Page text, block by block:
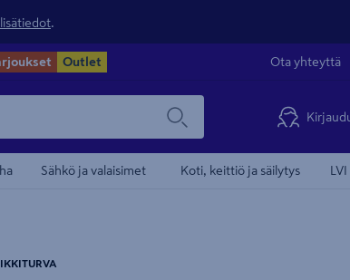
Outlet Ota yhteyttä
Sähkö ja valaisimet Koti, keittiö ja säilytys LVI